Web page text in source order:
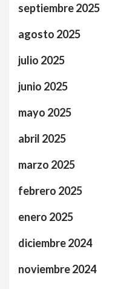
septiembre 2025
agosto 2025
julio 2025
junio 2025
mayo 2025
abril 2025
marzo 2025
febrero 2025
enero 2025
diciembre 2024
noviembre 2024